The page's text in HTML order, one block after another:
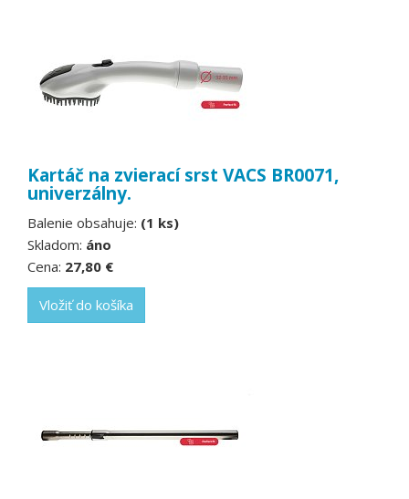
Kartáč na zvierací srst VACS BR0071,
univerzálny.
Balenie obsahuje: (1 ks)
Skladom: áno
Cena: 27,80 €
Vložiť do košíka